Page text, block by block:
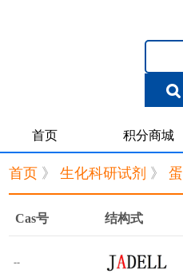
首页 积分商城
首页 》 生化科研试剂 》
Cas号 结构式
--